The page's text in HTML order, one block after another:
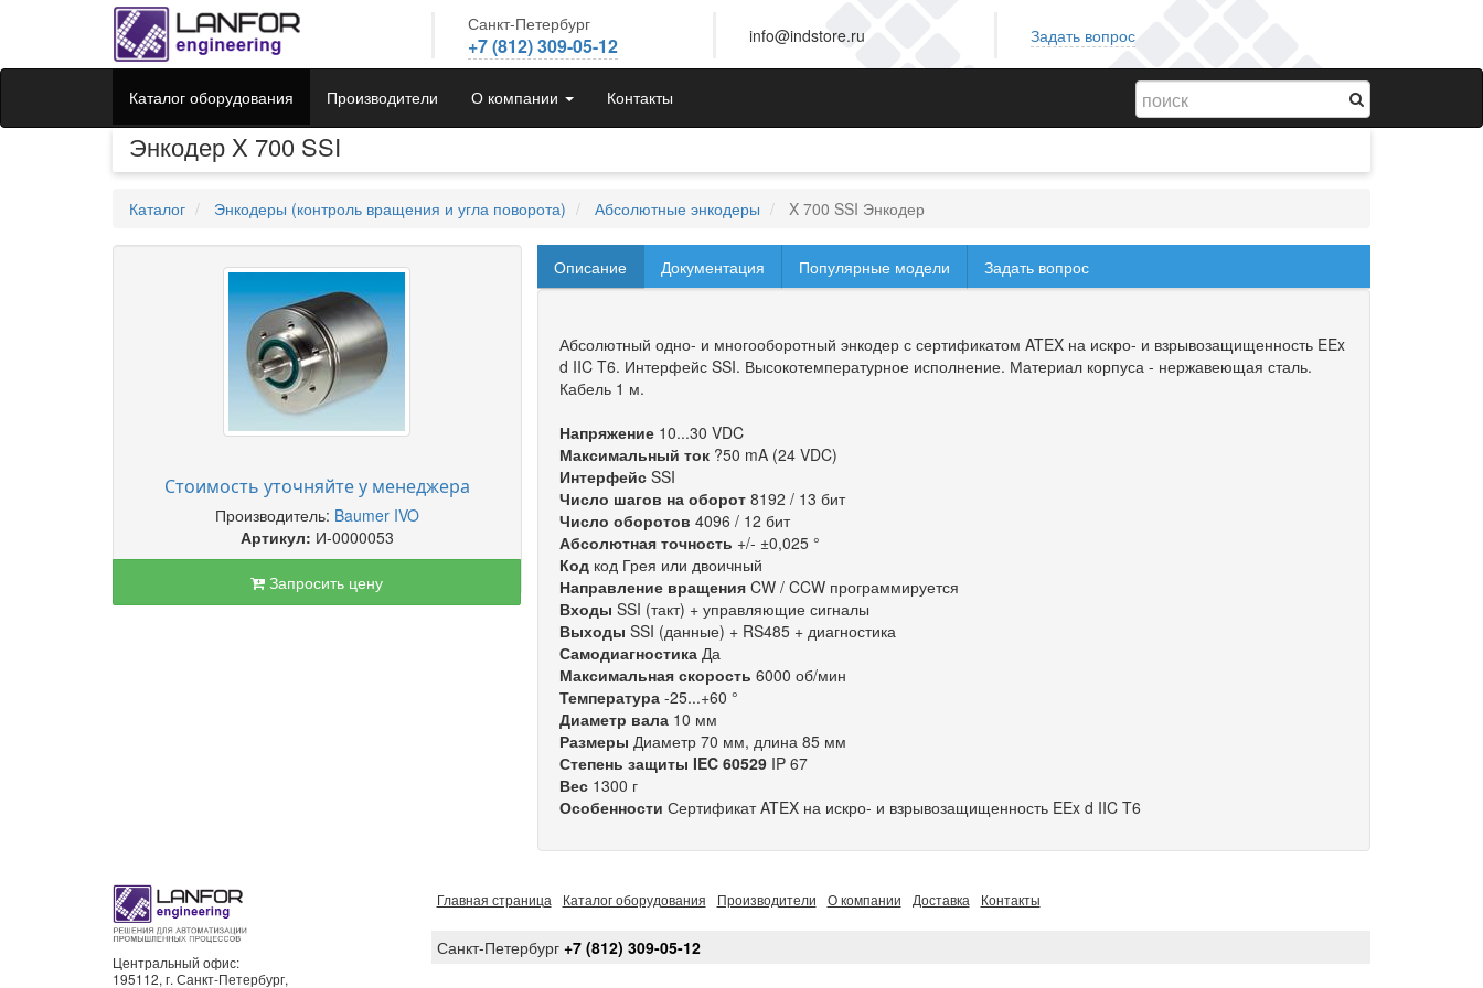
Санкт-Петербург
+7 (812) 309-05-12 info@indstore.ru Задать вопрос
Каталог оборудования Производители О компании Контакты
Энкодер X 700 SSI
Каталог Энкодеры (контроль вращения и угла поворота) Абсолютные энкодеры X 700 SSI Энкодер
Стоимость уточняйте у менеджера
Производитель: Baumer IVO
Артикул: И-0000053
Запросить цену
Описание Документация Популярные модели Задать вопрос
Абсолютный одно- и многооборотный энкодер с сертификатом ATEX на искро- и взрывозащищенность EEx
d IIC T6. Интерфейс SSI. Высокотемпературное исполнение. Материал корпуса - нержавеющая сталь.
Кабель 1 м.
Напряжение 10...30 VDC
Максимальный ток ?50 mA (24 VDC)
ИнтерфейсSSI
Число шагов на оборот8192 / 13 бит
Число оборотов 4096 / 12 бит
Абсолютная точность +/- ±0,025 °
Код код Грея или двоичный
Направление вращенияCW / CCW программируется
Входы SSI (такт) + управляющие сигналы
Выходы SSI (данные) + RS485 + диагностика
СамодиагностикаДа
Максимальная скорость 6000 об/мин
Температура-25...+60 °
Диаметр вала 10 мм
Размеры Диаметр 70 мм, длина 85 мм
Степень защиты IEC 60529IP 67
Вес1300 г
Особенности Сертификат ATEX на искро- и взрывозащищенность EEx d IIC T6
Центральный офис:
195112, г. Санкт-Петербург,
Главная страница Каталог оборудования Производители О компании Доставка Контакты
Санкт-Петербург +7 (812) 309-05-12